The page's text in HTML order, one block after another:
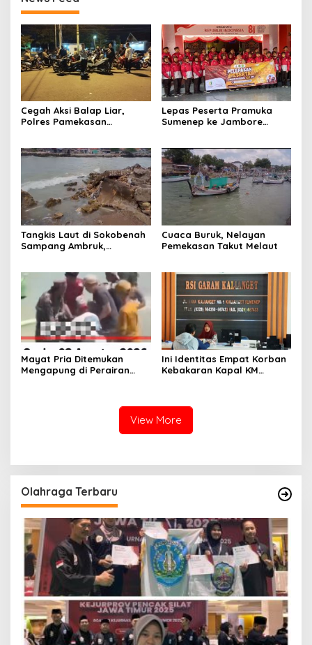
Cegah Aksi Balap Liar,
Polres Pamekasan
Lepas Peserta Pramuka
Sumenep ke Jambore
Tangkis Laut di Sokobenah
Sampang Ambruk,
Cuaca Buruk, Nelayan
Pemekasan Takut Melaut
Mayat Pria Ditemukan
Mengapung di Perairan
Ini Identitas Empat Korban
Kebakaran Kapal KM
View More
Olahraga Terbaru